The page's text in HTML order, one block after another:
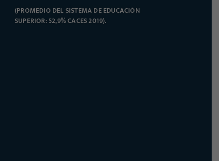
(PROMEDIO DEL SISTEMA DE EDUCACIÓN
SUPERIOR: 52,9% CACES 2019).